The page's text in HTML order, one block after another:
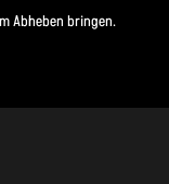
Abheben bringen.